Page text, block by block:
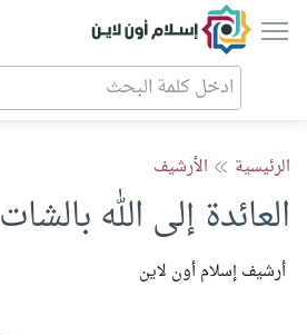
إسلام أون لاين
الرئيسية الأرشيف
العائدة إلى الله بالشات
أرشيف إسلام أون لاين